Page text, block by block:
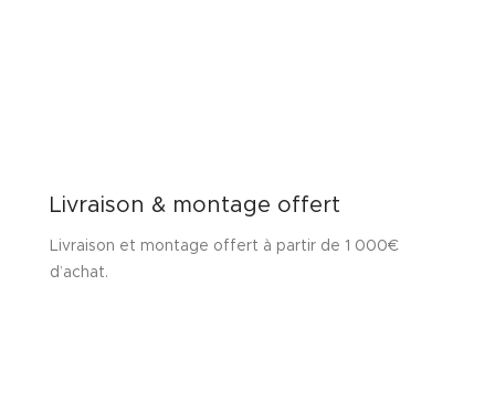
Livraison & montage offert
Livraison et montage offert à partir de 1 000€
d’achat.